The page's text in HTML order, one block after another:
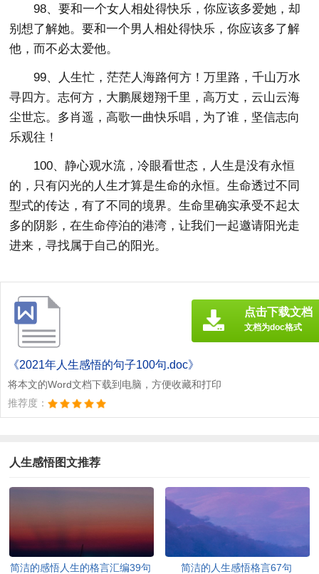
98、要和一个女人相处得快乐，你应该多爱她，却
别想了解她。要和一个男人相处得快乐，你应该多了解
他，而不必太爱他。
99、人生忙，茫茫人海路何方！万里路，千山万水
寻四方。志何方，大鹏展翅翔千里，高万丈，云山云海
尘世忘。多肖遥，高歌一曲快乐唱，为了谁，坚信志向
乐观往！
100、静心观水流，冷眼看世态，人生是没有永恒
的，只有闪光的人生才算是生命的永恒。生命透过不同
型式的传达，有了不同的境界。生命里确实承受不起太
多的阴影，在生命停泊的港湾，让我们一起邀请阳光走
进来，寻找属于自己的阳光。
《2021年人生感悟的句子100句.doc》
将本文的Word文档下载到电脑，方便收藏和打印
推荐度：
点击下载文档
文档为doc格式
人生感悟图文推荐
简洁的感悟人生的格言汇编39句 简洁的人生感悟格言67句